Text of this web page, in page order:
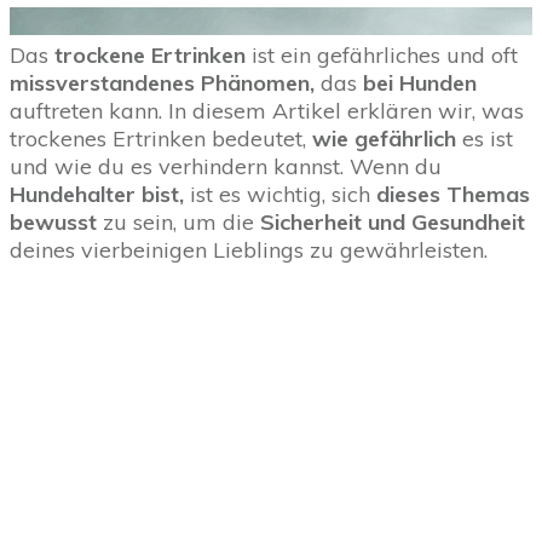
Das trockene Ertrinken ist ein gefährliches und oft
missverstandenes Phänomen, das bei Hunden
auftreten kann. In diesem Artikel erklären wir, was
trockenes Ertrinken bedeutet, wie gefährlich es ist
und wie du es verhindern kannst. Wenn du
Hundehalter bist, ist es wichtig, sich dieses Themas
bewusst zu sein, um die Sicherheit und Gesundheit
deines vierbeinigen Lieblings zu gewährleisten.